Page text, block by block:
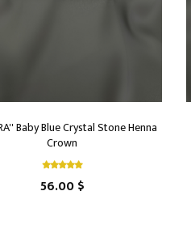
Baby Blue Crystal Stone Henna
Crown
56.00 $